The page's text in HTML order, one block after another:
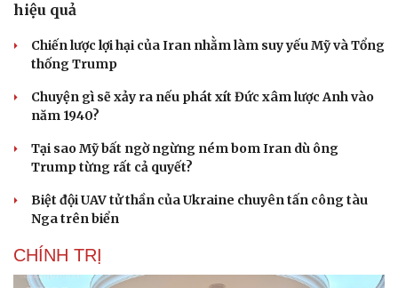
hiệu quả
Chiến lược lợi hại của Iran nhằm làm suy yếu Mỹ và Tổng
thống Trump
Chuyện gì sẽ xảy ra nếu phát xít Đức xâm lược Anh vào
năm 1940?
Tại sao Mỹ bất ngờ ngừng ném bom Iran dù ông
Trump từng rất cả quyết?
Biệt đội UAV tử thần của Ukraine chuyên tấn công tàu
Nga trên biển
CHÍNH TRỊ